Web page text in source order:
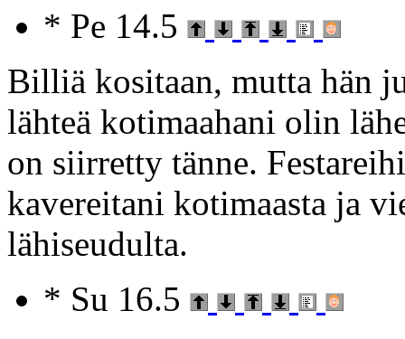
* Pe 14.5
Billiä kositaan, mutta hän
lähteä kotimaahani olin
on siirretty tänne.
kavereitani kotimaasta ja
lähiseudulta.
* Su 16.5